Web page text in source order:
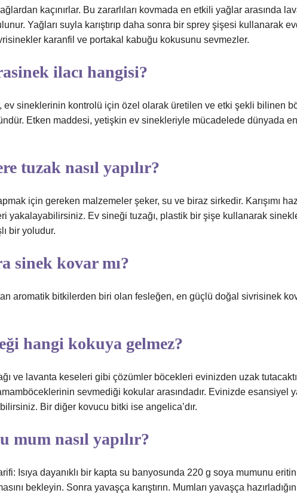
kaçınırlar. Bu zararlıları kovmada en etkili yağlar arasında
Yağları suyla karıştırıp daha sonra bir sprey şişesi kullanarak
karanfil ve portakal kabuğu kokusunu sevmezler.
ilacı hangisi?
ev sineklerinin kontrolü için özel olarak üretilen ve etki şekli bilinen
Etken maddesi, yetişkin ev sinekleriyle mücadelede dünyada en
tuzak nasıl yapılır?
için gereken malzemeler şeker, su ve biraz sirkedir. Karışımı
yakalayabilirsiniz. Ev sineği tuzağı, plastik bir şişe kullanarak
bir yoludur.
sinek kovar mı?
aromatik bitkilerden biri olan fesleğen, en güçlü doğal sivrisinek
hangi kokuya gelmez?
ve lavanta keseleri gibi çözümler böcekleri evinizden uzak
sevmediği kokular arasındadır. Evinizde esansiyel
Bir diğer kovucu bitki ise angelica’dır.
mum nasıl yapılır?
Isıya dayanıklı bir kapta su banyosunda 220 g soya mumunu
bekleyin. Sonra yavaşça karıştırın. Mumları yavaşça